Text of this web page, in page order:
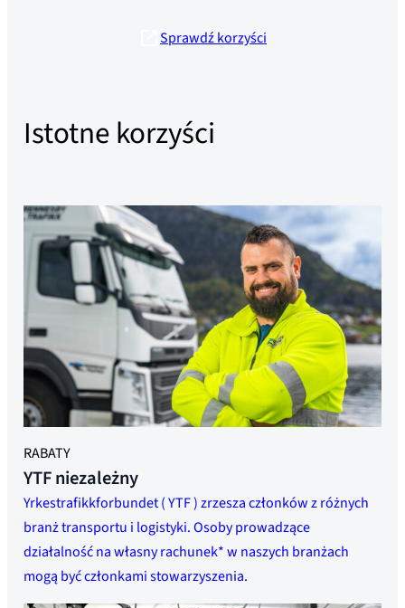
Sprawdź korzyści
Istotne korzyści
RABATY
YTF niezależny
Yrkestrafikkforbundet ( YTF ) zrzesza członków z różnych
branż transportu i logistyki. Osoby prowadzące
działalność na własny rachunek* w naszych branżach
mogą być członkami stowarzyszenia.